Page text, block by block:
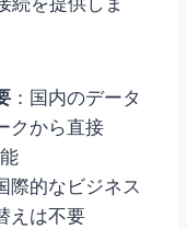
：国内のデータ
クから直接
際的なビジネス
えは不要